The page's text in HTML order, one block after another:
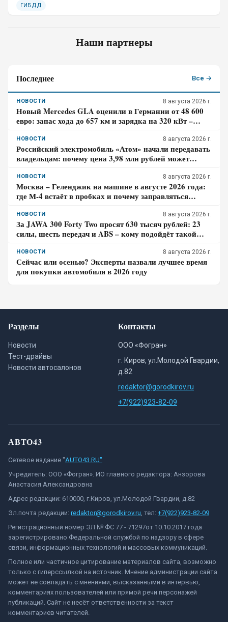
ГИБДД
Наши партнеры
Последнее Все →
НОВОСТИ 8 августа 2026 г.
Новый Mercedes GLA оценили в Германии от 48 600
евро: запас хода до 657 км и зарядка на 320 кВт –
НОВОСТИ 8 августа 2026 г.
Российский электромобиль «Атом» начали передавать
владельцам: почему цена 3,98 млн рублей может
НОВОСТИ 8 августа 2026 г.
Москва – Геленджик на машине в августе 2026 года:
где М-4 встаёт в пробках и почему заправляться
НОВОСТИ 8 августа 2026 г.
За JAWA 300 Forty Two просят 630 тысяч рублей: 23
силы, шесть передач и ABS – кому подойдёт такой
НОВОСТИ 8 августа 2026 г.
Сейчас или осенью? Эксперты назвали лучшее время
для покупки автомобиля в 2026 году
Разделы
Новости
Тест-драйвы
Новости автосалонов
Контакты
ООО «Фогран»
г. Киров, ул.Молодой Гвардии,
д.82
redaktor@gorodkirov.ru
+7(922)923-82-09
АВТО43
Сетевое издание "AUTO43.RU"
Учредитель: ООО «Фогран». ИО главного редактора: Анзорова
Анастасия Александровна
Адрес редакции: 610000, г.Киров, ул.Молодой Гвардии, д.82
Эл.почта редакции: redaktor@gorodkirov.ru, тел: +7(922)923-82-09
Регистрационный номер ЭЛ № ФС 77 - 71297от 10.10.2017 года
зарегистрировано Федеральной службой по надзору в сфере
связи, информационных технологий и массовых коммуникаций.
Полное или частичное цитирование материалов сайта, возможно
только с гиперссылкой на источник. Мнение администрации сайта
может не совпадать с мнениями, высказанными в интервью,
комментариях пользователей или прямой речи персонажей
публикаций. Сайт не несёт ответственности за текст
комментариев читателей.